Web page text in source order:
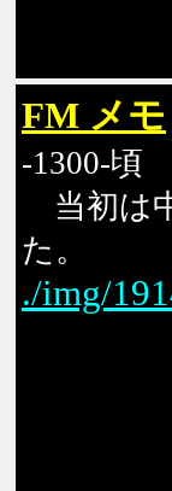
FM メモ
-1300-頃
当初は
た。
./img/